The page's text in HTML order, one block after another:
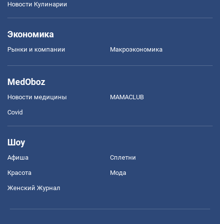
Новости Кулинарии
Экономика
Рынки и компании Mакроэкономика
MedOboz
Новости медицины MAMACLUB
Covid
Шоу
Афиша Сплетни
Красота Мода
Женский Журнал